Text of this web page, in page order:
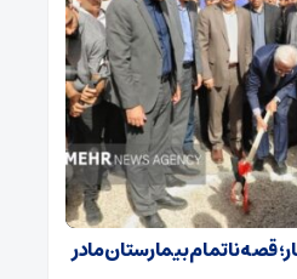
قصه ناتمام بیمارستان مادر